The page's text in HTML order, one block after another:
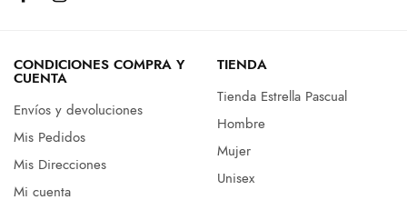
CONDICIONES COMPRA Y
CUENTA
Envíos y devoluciones
Mis Pedidos
Mis Direcciones
Mi cuenta
TIENDA
Tienda Estrella Pascual
Hombre
Mujer
Unisex